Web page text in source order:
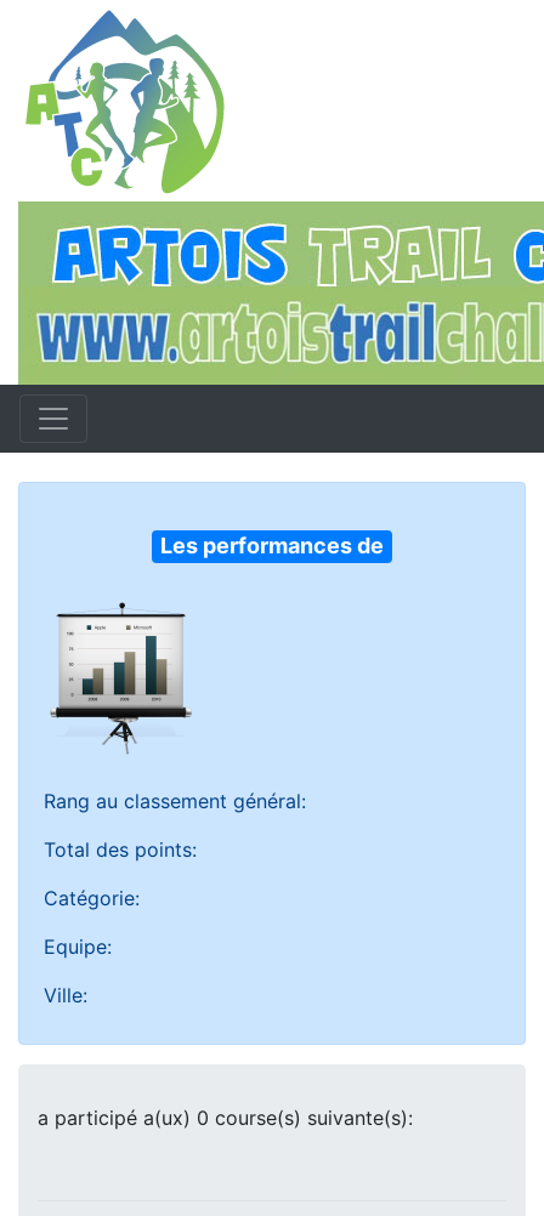
Les performances de
Rang au classement général:
Total des points:
Catégorie:
Equipe:
Ville:
a participé a(ux) 0 course(s) suivante(s):